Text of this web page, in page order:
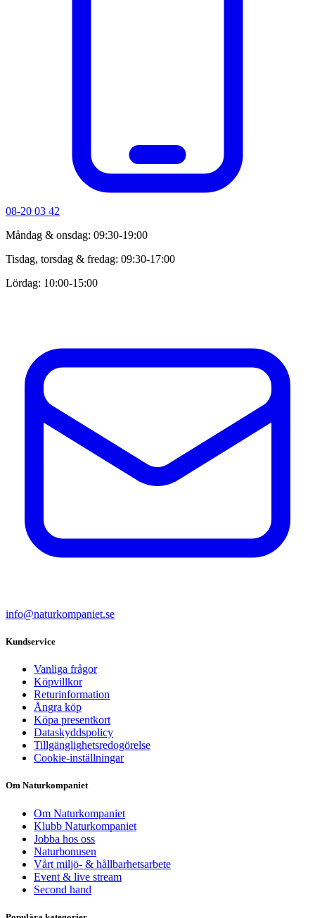
08-20 03 42
Måndag & onsdag: 09:30-19:00
Tisdag, torsdag & fredag: 09:30-17:00
Lördag: 10:00-15:00
info@naturkompaniet.se
Kundservice
Vanliga frågor
Köpvillkor
Returinformation
Ångra köp
Köpa presentkort
Dataskyddspolicy
Tillgänglighetsredogörelse
Cookie-inställningar
Om Naturkompaniet
Om Naturkompaniet
Klubb Naturkompaniet
Jobba hos oss
Naturbonusen
Vårt miljö- & hållbarhetsarbete
Event & live stream
Second hand